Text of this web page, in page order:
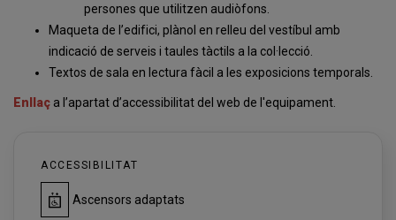
persones que utilitzen audiòfons.
Maqueta de l’edifici, plànol en relleu del vestíbul amb
indicació de serveis i taules tàctils a la col·lecció.
Textos de sala en lectura fàcil a les exposicions temporals.
Enllaç a l’apartat d’accessibilitat del web de l'equipament.
ACCESSIBILITAT
Ascensors adaptats